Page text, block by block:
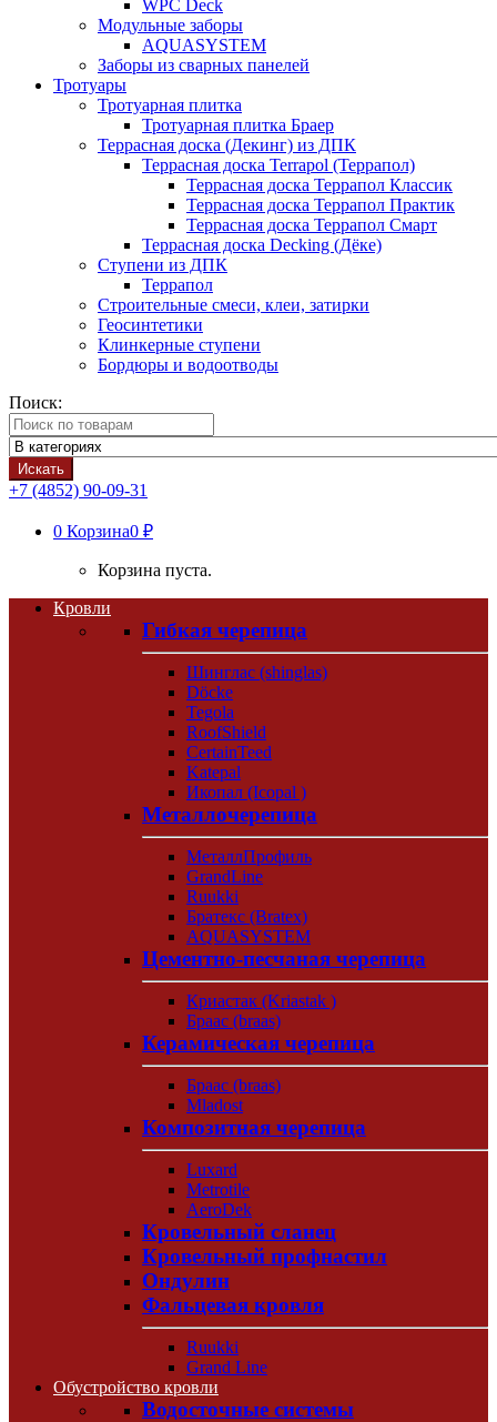
WPC Deck
Модульные заборы
AQUASYSTEM
Заборы из сварных панелей
Тротуары
Тротуарная плитка
Тротуарная плитка Браер
Террасная доска (Декинг) из ДПК
Террасная доска Terrapol (Террапол)
Террасная доска Террапол Классик
Террасная доска Террапол Практик
Террасная доска Террапол Смарт
Террасная доска Decking (Дёке)
Ступени из ДПК
Террапол
Строительные смеси, клеи, затирки
Геосинтетики
Клинкерные ступени
Бордюры и водоотводы
Поиск:
Искать
+7 (4852) 90-09-31
0 Корзина0 ₽
Корзина пуста.
Кровли
Гибкая черепица
Шинглас (shinglas)
Döcke
Tegola
RoofShield
CertainTeed
Katepal
Икопал (Icopal )
Металлочерепица
МеталлПрофиль
GrandLine
Ruukki
Братекс (Bratex)
AQUASYSTEM
Цементно-песчаная черепица
Криастак (Kriastak )
Браас (braas)
Керамическая черепица
Браас (braas)
Mladost
Композитная черепица
Luxard
Metrotile
AeroDek
Кровельный сланец
Кровельный профнастил
Ондулин
Фальцевая кровля
Ruukki
Grand Line
Обустройство кровли
Водосточные системы